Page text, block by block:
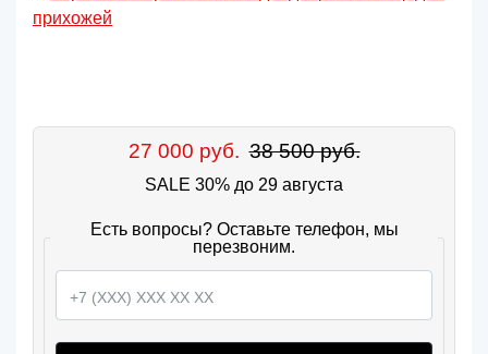
27 000 руб. 38 500 руб.
SALE 30% до 29 августа
Есть вопросы? Оставьте телефон, мы
перезвоним.